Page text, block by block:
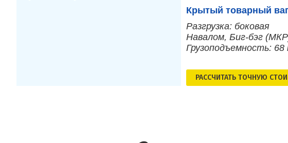
Крытый товарный
Разгрузка: боковая
Навалом, Биг-бэг
Грузоподъемность:
РАСCЧИТАТЬ ТОЧНУЮ